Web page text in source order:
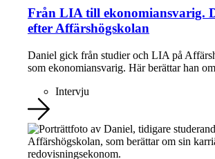
Från LIA till ekonomiansvarig.
efter Affärshögskolan
Daniel gick från studier och LIA på
som ekonomiansvarig. Här berättar han
Intervju